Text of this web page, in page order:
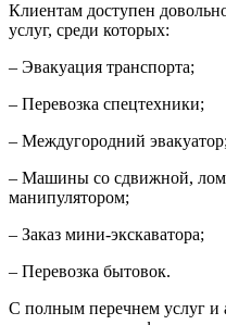
Клиентам доступен
услуг, среди которых:
– Эвакуация транспорта;
– Перевозка спецтехники;
– Междугородний эвакуатор;
– Машины со сдвижной,
манипулятором;
– Заказ мини-экскаватора;
– Перевозка бытовок.
С полным перечнем услуг